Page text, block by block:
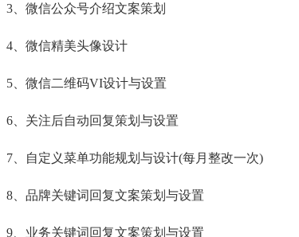
3、微信公众号介绍文案策划
4、微信精美头像设计
5、微信二维码VI设计与设置
6、关注后自动回复策划与设置
7、自定义菜单功能规划与设计(每月整改一次)
8、品牌关键词回复文案策划与设置
9、业务关键词回复文案策划与设置